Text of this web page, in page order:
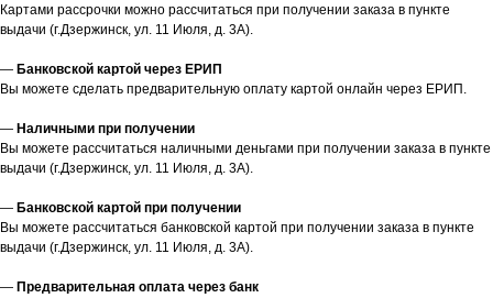
Картами рассрочки можно рассчитаться при получении заказа в пункте
выдачи (г.Дзержинск, ул. 11 Июля, д. 3А).
— Банковской картой через ЕРИП
Вы можете сделать предварительную оплату картой онлайн через ЕРИП.
— Наличными при получении
Вы можете рассчитаться наличными деньгами при получении заказа в пункте
выдачи (г.Дзержинск, ул. 11 Июля, д. 3А).
— Банковской картой при получении
Вы можете рассчитаться банковской картой при получении заказа в пункте
выдачи (г.Дзержинск, ул. 11 Июля, д. 3А).
— Предварительная оплата через банк